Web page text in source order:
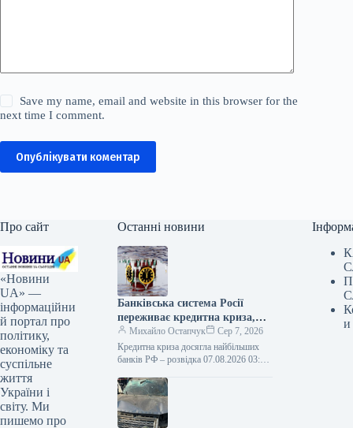
Save my name, email and website in this browser for the
next time I comment.
Опублікувати коментар
Про сайт
«Новини
UA» —
інформаційни
й портал про
політику,
економіку та
суспільне
життя
України і
світу. Ми
пишемо про
Останні новини
Банківська система Росії
переживає кредитна криза,
що торкнулася провідних
фінансових установ.
Михайло Остапчук
Сер 7, 2026
Кредитна криза досягла найбільших
банків РФ – розвідка 07.08.2026 03:10
«Сбер», у фінансовій звітності за
перше…
и